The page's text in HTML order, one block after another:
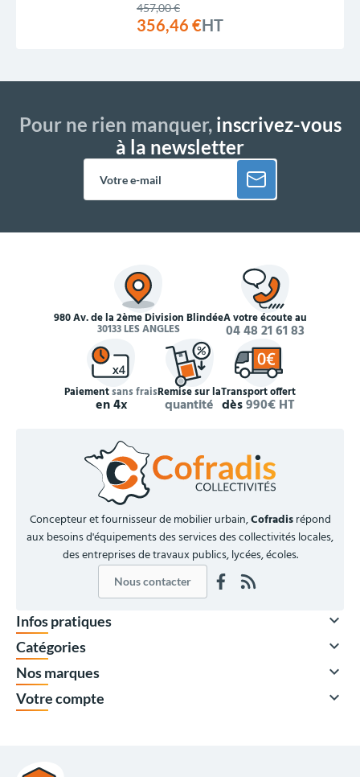
457,00 €
356,46 €HT
Pour ne rien manquer,inscrivez-vous
à la newsletter
980 Av. de la 2ème Division Blindée
30133 LES ANGLES
À votre écoute au
04 48 21 61 83
Paiementsans frais
en 4x
Remise sur la
quantité
Transport offert
dès990€ HT
Concepteur et fournisseur de mobilier urbain,Cofradisrépond
aux besoins d'équipements des services des collectivités locales,
des entreprises de travaux publics, lycées, écoles.
Nous contacter
Infos pratiques 
Catégories 
Nos marques 
Votre compte 